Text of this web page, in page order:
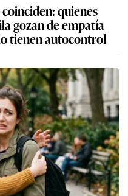
quienes
gozan de empatía
tienen autocontrol